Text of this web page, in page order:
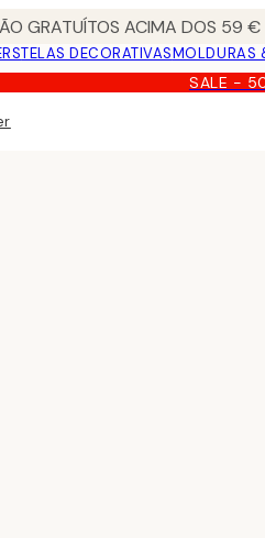
GRATUÍTOS ACIMA DOS 59 €
TELAS DECORATIVASMOLDURAS
SALE -